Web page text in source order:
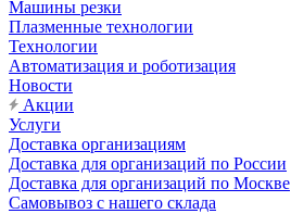
Машины резки
Плазменные технологии
Технологии
Автоматизация и роботизация
Новости
Акции
Услуги
Доставка организациям
Доставка для организаций по России
Доставка для организаций по Москве
Самовывоз с нашего склада